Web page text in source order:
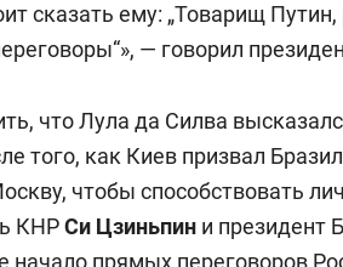
сказать ему: „Товарищ
— говорил
что Лула да Силва
того, как Киев призвал
чтобы способствовать
КНРСи Цзиньпин и президент
начало прямых переговоров